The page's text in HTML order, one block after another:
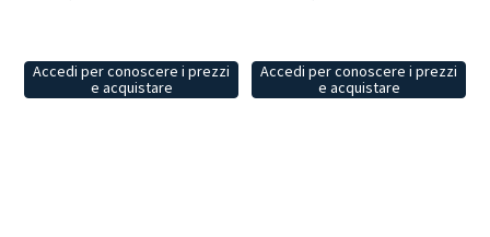
Accedi per conoscere i prezzi
e acquistare
Accedi per conoscere i prezzi
e acquistare